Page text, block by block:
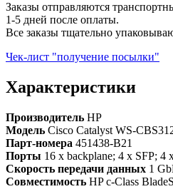
Заказы отправляются
1-5 дней после оплаты.
Все заказы тщательно
Чек-лист "получение посылки"
Характеристики
Производитель HP
Модель Cisco Catalyst WS-
Парт-номера 451438-B21
Порты 16 x backplane; 4 x SFP; 4
Скорость передачи данных 1
Совместимость HP c-Class